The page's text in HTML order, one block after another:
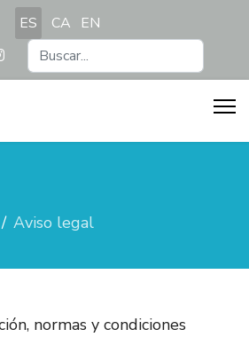
Seleccione su idioma
ES CA EN
Aviso legal
normas y condiciones